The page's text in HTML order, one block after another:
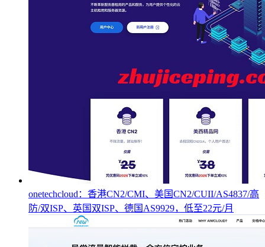
onetechcloud：香港CN2/CMI、美国CN2/CUII/AS4837/高
防/双ISP、英国双ISP、德国AS9929，低至22元/月